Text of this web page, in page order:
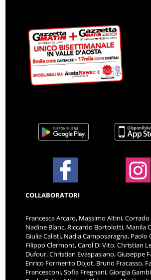
COLLABORATORI
Francesca Arcaro, Massimo Altini,
Nadine Blanc, Riccardo Bortolotti, Manila
Giulia Calisti, Nadia Camposaragna, Paolo
Filippo Clermont, Carol Di Vito, Christian
Dufour, Christian Evaspasiano, Giuseppe
Enrico Formento Dojot, Bruno Fracasso,
Francesconi, Sofia Fregnani, Giorgia